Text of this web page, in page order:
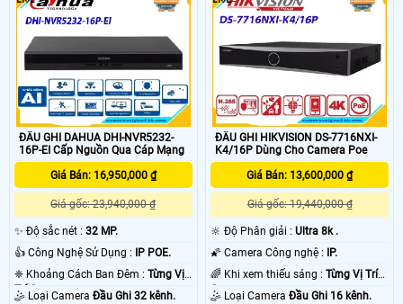
ĐẦU GHI DAHUA DHI-NVR5232-
16P-EI Cấp Nguồn Qua Cáp Mạng
Giá Bán: 16,950,000 ₫
Giá gốc: 23,940,000 ₫
✨ Độ sắc nét : 32 MP.
👍 Công Nghệ Sử Dụng :
IP POE.
❈ Khoảng Cách Ban Đêm : Từng Vị
Trí Camera .
🤹 Loại Camera Đầu Ghi 32 kênh.
ĐẦU GHI HIKVISION DS-7716NXI-
K4/16P Dùng Cho Camera Poe
Giá Bán: 13,600,000 ₫
Giá gốc: 19,440,000 ₫
🔆 Độ Phân giải :Ultra 8k .
🌠 Camera Công nghệ :
IP.
🌈 Khi xem thiếu sáng :Từng Vị Trí
Camera .
🤹 Loại CameraĐầu Ghi 16 kênh.